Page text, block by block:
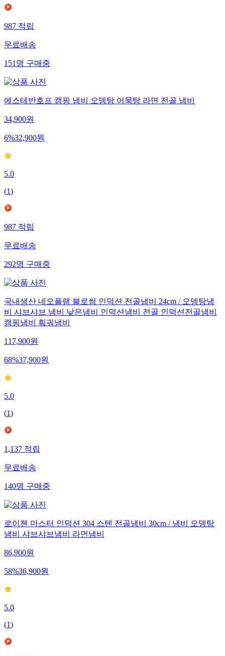
987적립
무료배송
151명구매중
에스테반호프 캠핑 냄비 오뎅탕 어묵탕 라면 전골 냄비
34,900원
6%32,900원
5.0
(1)
987적립
무료배송
292명구매중
국내생산 네오플램 블로썸 인덕션 전골냄비 24cm / 오뎅탕냄
비 샤브샤브 냄비 낮은냄비 인덕션냄비 전골 인덕션전골냄비
캠핑냄비 훠궈냄비
117,900원
68%37,900원
5.0
(1)
1,137적립
무료배송
140명구매중
로이첸 마스터 인덕션 304 스텐 전골냄비 30cm / 냄비 오뎅탕
냄비 샤브샤브냄비 라면냄비
86,900원
58%36,900원
5.0
(1)